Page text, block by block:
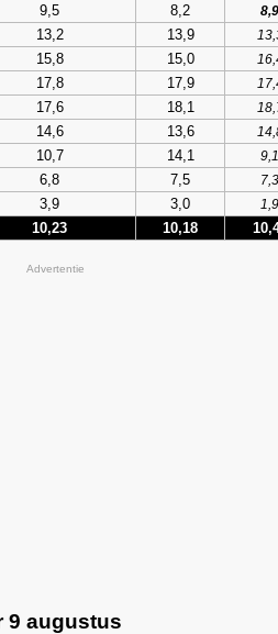
9,5 8,2
8,9
13,2 13,9
15,8 15,0
17,8 17,9
17,6 18,1
14,6 13,6
10,7 14,1
9,1
6,8 7,5
7,3
3,9 3,0 1,9
10,23 10,18
Advertentie
9 augustus